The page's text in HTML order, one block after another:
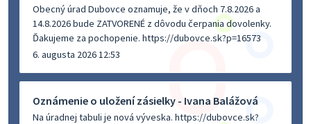
Obecný úrad Dubovce oznamuje, že v dňoch 7.8.2026 a
14.8.2026 bude ZATVORENÉ z dôvodu čerpania dovolenky.
Ďakujeme za pochopenie. https://dubovce.sk?p=16573
6. augusta 2026 12:53
Oznámenie o uložení zásielky - Ivana Balážová
Na úradnej tabuli je nová výveska. https://dubovce.sk?